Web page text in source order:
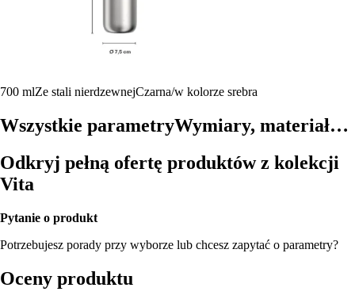
700 mlZe stali nierdzewnejCzarna/w kolorze srebra
Wszystkie parametryWymiary, materiał…
Odkryj pełną ofertę produktów z kolekcji
Vita
Pytanie o produkt
Potrzebujesz porady przy wyborze lub chcesz zapytać o parametry?
Oceny produktu